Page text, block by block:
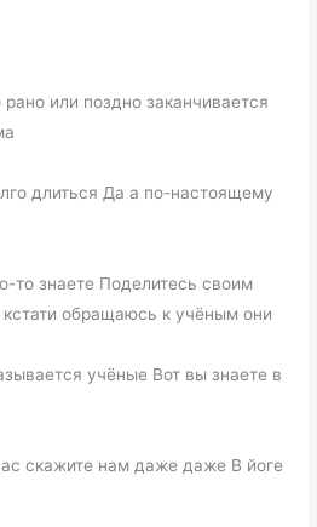
или поздно заканчивается
длиться Да а по-настоящему
то знаете Поделитесь своим
обращаюсь к учёным они
учёные Вот вы знаете в
скажите нам даже даже В йоге